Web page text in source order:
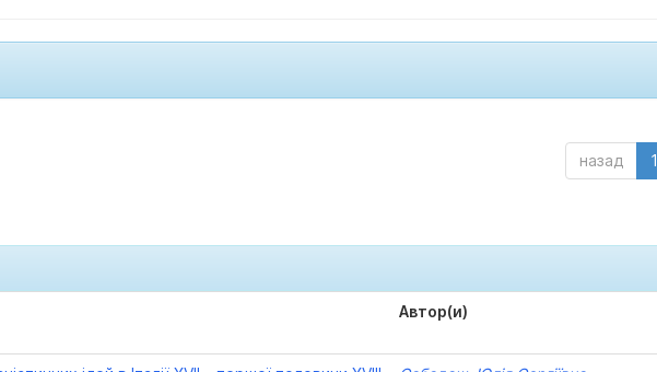
назад 1
Автор(и)